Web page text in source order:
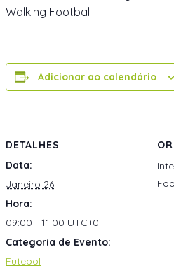
Walking Football
Adicionar ao calendário
DETALHES
Data:
Janeiro 26
Hora:
09:00 - 11:00 UTC+0
Categoria de Evento:
Futebol